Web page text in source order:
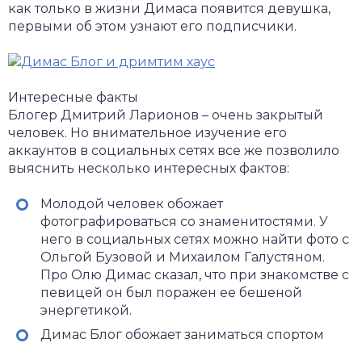
как только в жизни Димаса появится девушка,
первыми об этом узнают его подписчики.
Интересные факты
Блогер Дмитрий Ларионов – очень закрытый
человек. Но внимательное изучение его
аккаунтов в социальных сетях все же позволило
выяснить несколько интересных фактов:
Молодой человек обожает
фотографироваться со знаменитостями. У
него в социальных сетях можно найти фото с
Ольгой Бузовой и Михаилом Галустяном.
Про Олю Димас сказал, что при знакомстве с
певицей он был поражен ее бешеной
энергетикой.
Димас Блог обожает заниматься спортом